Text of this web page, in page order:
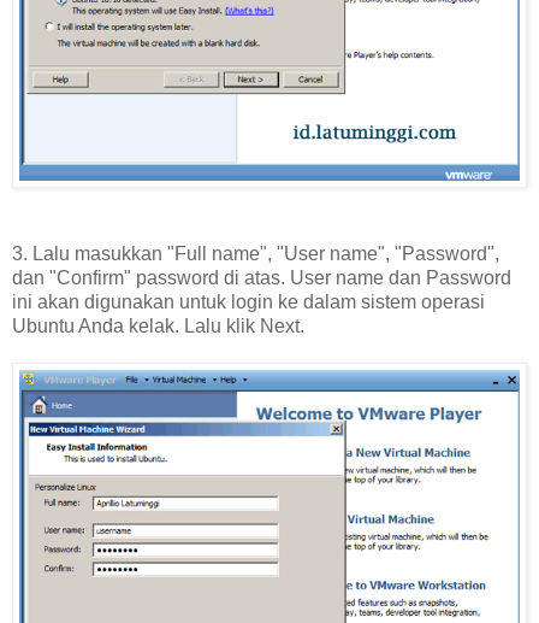
3. Lalu masukkan "Full name", "User name", "Password",
dan "Confirm" password di atas. User name dan Password
ini akan digunakan untuk login ke dalam sistem operasi
Ubuntu Anda kelak. Lalu klik Next.